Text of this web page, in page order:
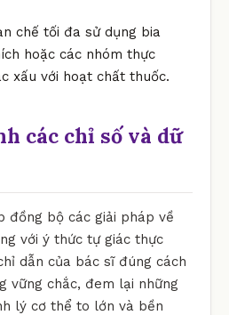
chế tối đa sử dụng bia
hoặc các nhóm thực
xấu với hoạt chất thuốc.
các chỉ số và dữ
đồng bộ các giải pháp về
với ý thức tự giác thực
dẫn của bác sĩ đúng cách
vững chắc, đem lại những
lý cơ thể to lớn và bền